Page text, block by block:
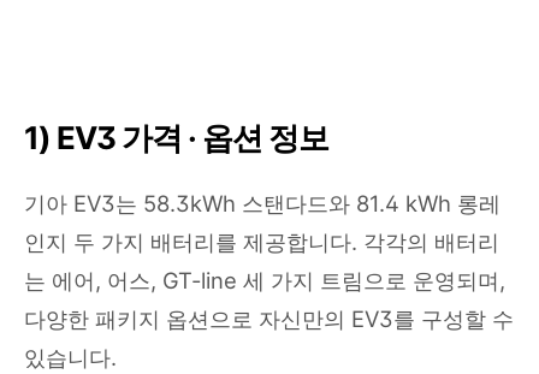
1) EV3 가격 · 옵션 정보
기아 EV3는 58.3kWh 스탠다드와 81.4 kWh 롱레
인지 두 가지 배터리를 제공합니다. 각각의 배터리
는 에어, 어스, GT-line 세 가지 트림으로 운영되며,
다양한 패키지 옵션으로 자신만의 EV3를 구성할 수
있습니다.